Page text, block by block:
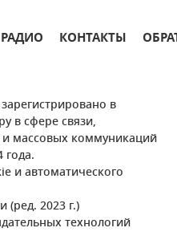
РАДИО КОНТАКТЫ
в
в сфере связи,
массовых коммуникаций
года.
и автоматического
(ред. 2023 г.)
технологий